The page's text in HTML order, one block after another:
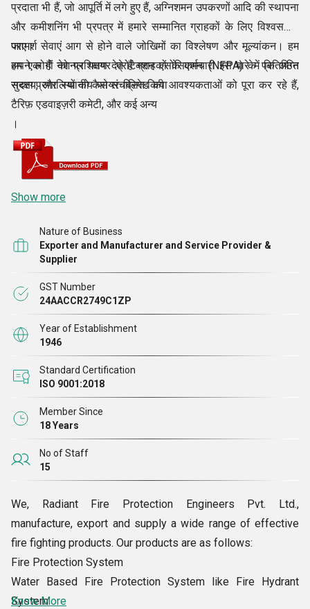
प्रदाता भी हैं, जो आपूर्ति में लगे हुए हैं, अग्निशमन उपकरणों आदि की स्थापना
और कमीशनिंग भी प्रपत्र में हमारे सम्मानित ग्राहकों के लिए विश्वसनीय
परामर्श सेवाएं आग से होने वाले जोखिमों का विश्लेषण और मूल्यांकन। हम
अपने लोगों को प्रशिक्षण देते हैं ग्राहकों के कर्मचारी इस बारे में कि अग्नि
सुरक्षा प्रणालियों को कैसे संचालित किया
जाए।
हम एक हैं नेशनल फायर प्रोटेक्शन एसोसिएशन (NFPA) के प्रतिष्ठित
सदस्य, और स्थानीय फायर ब्रिगेड की आवश्यकताओं को पूरा कर रहे हैं,
टैरिफ़ एडवाइज़री कमेटी, और कई अन्य
।
Show more
Nature of Business
Exporter and Manufacturer and Service Provider &
Supplier
GST Number
24AACCR2749C1ZP
Year of Establishment
1946
Standard Certification
ISO 9001:2018
Member Since
18 Years
No of Staff
15
We, Radiant Fire Protection Engineers Pvt. Ltd.,
manufacture, export and supply a wide range of effective
fire fighting products. Our products are as follows:
Fire Protection System
Water Based Fire Protection System like Fire Hydrant
System
Know More